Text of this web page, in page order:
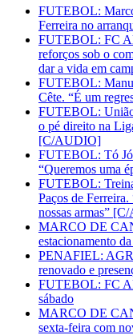
FUTEBOL:
Ferreira no
FUTEBOL: FC
reforços sob o
dar a vida em
FUTEBOL:
Cête. “É um
FUTEBOL:
o pé direito na
[C/AUDIO]
FUTEBOL: Tó Jó
“Queremos uma
FUTEBOL:
Paços de
nossas armas”
MARCO DE
estacionamento
PENAFIEL:
renovado e
FUTEBOL: FC
sábado
MARCO DE
sexta-feira com